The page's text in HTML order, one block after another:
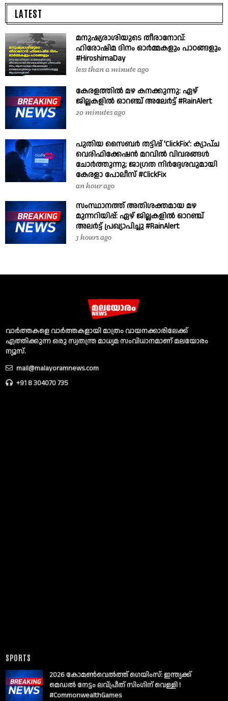
LATEST
മനുഷ്യരാശിയുടെ തീരാനോവ്:
ഹിരോഷിമ ദിനം ഓർമ്മകളും പാഠങ്ങളും
#HiroshimaDay
less than a minute ago
കേരളത്തിൽ മഴ കനക്കുന്നു: ഏഴ്
ജില്ലകളിൽ ഓറഞ്ച് അലേർട്ട് #RainAlert
20 minutes ago
പുതിയ സൈബർ തട്ടിപ്പ് 'ClickFix': ക്യാപ്ച
വെരിഫിക്കേഷൻ മറവിൽ വിവരങ്ങൾ
ചോർത്തുന്നു; ജാഗ്രത നിർദ്ദേശവുമായി
കേരളാ പോലീസ് #ClickFix
an hour ago
സംസ്ഥാനത്ത് അതിശക്തമായ മഴ
മുന്നറിയിപ്പ്: ഏഴ് ജില്ലകളിൽ ഓറഞ്ച്
അലർട്ട് പ്രഖ്യാപിച്ചു #RainAlert
3 hours ago
വാര്‍ത്തകളെ വാര്‍ത്തകളായി മാത്രം വായനക്കാരിലേക്ക്
എത്തിക്കുന്ന ഒരു സ്വതന്ത്ര മാധ്യമ സംവിധാനമാണ് മലയോരം
ന്യൂസ്‌.
mail@malayoramnews.com
+91 8 304070 735
SPORTS
2026 കോമൺവെൽത്ത് ഗെയിംസ്: ഇന്ത്യക്ക്
മെഡൽ നേട്ടം ലവ്പ്രീത് സിംഗിന് വെള്ളി !
#CommonwealthGames